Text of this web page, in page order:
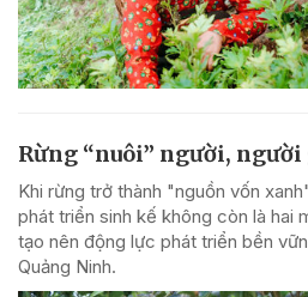
Rừng “nuôi” người,
Khi rừng trở thành "nguồn vốn
phát triển sinh kế không còn là hai
tạo nên động lực phát triển bền
Quảng Ninh.